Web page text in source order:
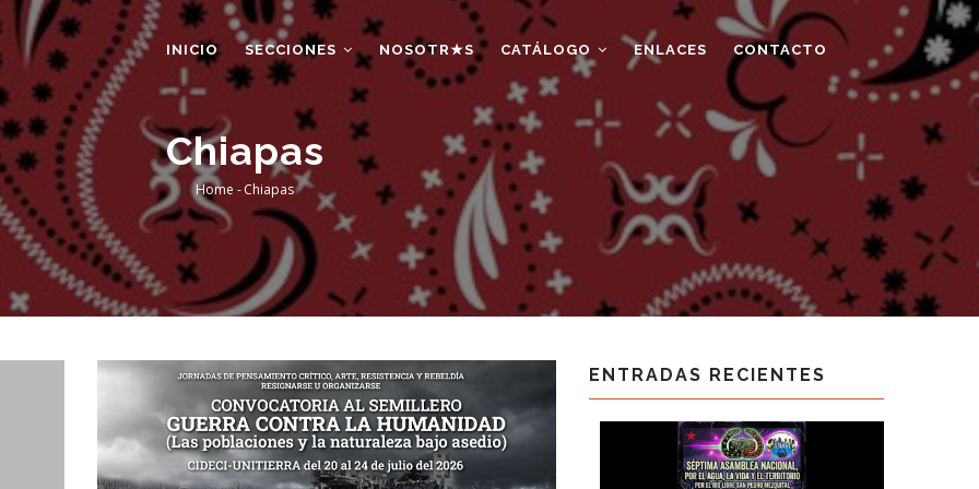
INICIO SECCIONES NOSOTR★S CATÁLOGO ENLACES CONTACTO
Chiapas
Breadcrumb
Home -Chiapas
ENTRADAS RECIENTES